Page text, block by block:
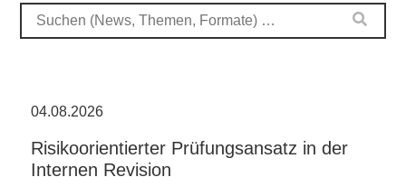
04.08.2026
Risikoorientierter Prüfungsansatz in der
Internen Revision